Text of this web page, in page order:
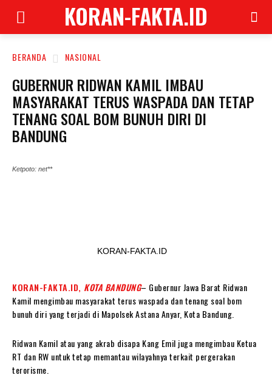
KORAN-FAKTA.ID
BERANDA NASIONAL
GUBERNUR RIDWAN KAMIL IMBAU
MASYARAKAT TERUS WASPADA DAN TETAP
TENANG SOAL BOM BUNUH DIRI DI
BANDUNG
Ketpoto: net**
KORAN-FAKTA.ID
KORAN-FAKTA.ID, KOTA BANDUNG– Gubernur Jawa Barat Ridwan
Kamil mengimbau masyarakat terus waspada dan tenang soal bom
bunuh diri yang terjadi di Mapolsek Astana Anyar, Kota Bandung.
Ridwan Kamil atau yang akrab disapa Kang Emil juga mengimbau Ketua
RT dan RW untuk tetap memantau wilayahnya terkait pergerakan
terorisme.